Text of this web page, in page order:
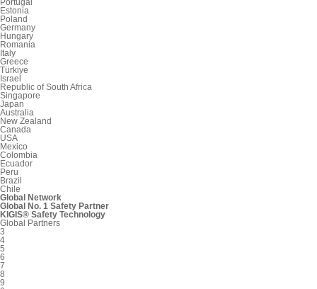
Portugal
Estonia
Poland
Germany
Hungary
Romania
Italy
Greece
Türkiye
Israel
Republic of South Africa
Singapore
Japan
Australia
New Zealand
Canada
USA
Mexico
Colombia
Ecuador
Peru
Brazil
Chile
Global Network
Global No. 1 Safety Partner
KIGIS® Safety Technology
Global Partners
3
4
5
6
7
8
9